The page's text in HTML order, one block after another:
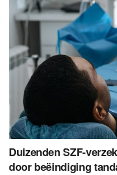
Duizenden SZF-
door beëindiging